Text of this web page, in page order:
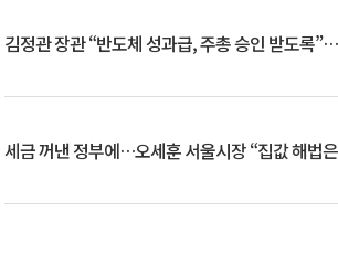
김정관 장관 “반도체 성과급, 주총 승인 받도록
세금 꺼낸 정부에…오세훈 서울시장 “집값 해법